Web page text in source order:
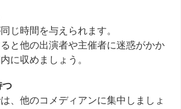
じ時間を与えられます。
と他の出演者や主催者に迷惑がかか
に収めましょう。
つ
、他のコメディアンに集中しましょ